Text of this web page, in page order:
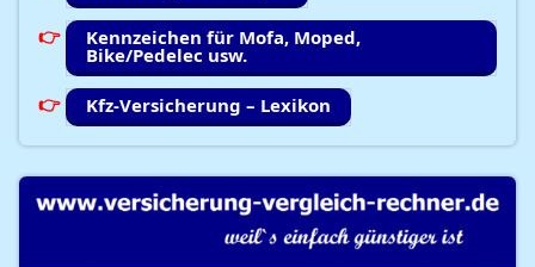
Kennzeichen für Mofa, Moped,
Bike/Pedelec usw.
Kfz-Versicherung – Lexikon